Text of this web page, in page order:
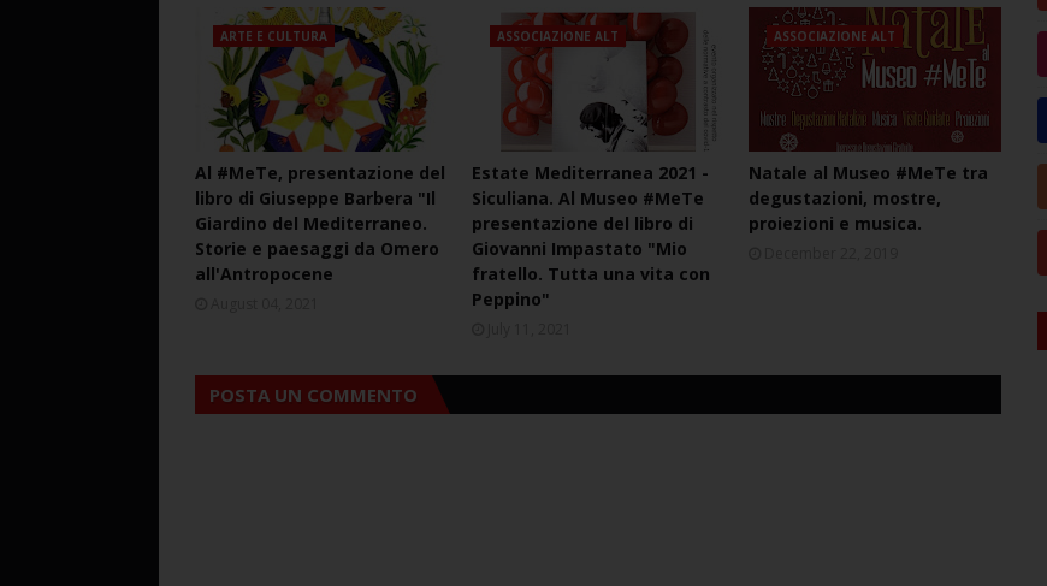
ARTE E CULTURA
Al #MeTe, presentazione del
libro di Giuseppe Barbera "Il
Giardino del Mediterraneo.
Storie e paesaggi da Omero
all'Antropocene
ASSOCIAZIONE ALT
Estate Mediterranea 2021 -
Siculiana. Al Museo #MeTe
presentazione del libro di
Giovanni Impastato "Mio
fratello. Tutta una vita con
Peppino"
ASSOCIAZIONE ALT
Natale al Museo #MeTe tra
degustazioni, mostre,
proiezioni e musica.
POSTA UN COMMENTO